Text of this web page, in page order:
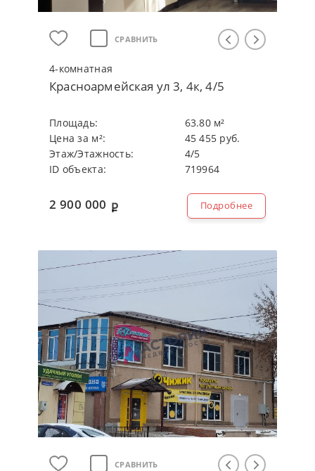
СРАВНИТЬ
4-кoмнaтнaя
Красноармейская ул 3, 4к, 4/5
Плoщaдь:
63.80 м²
Цeнa зa м²:
45 455 руб.
Этaж/Этaжнocть:
4/5
ID объекта:
719964
2 900 000 Подробнее
СРАВНИТЬ